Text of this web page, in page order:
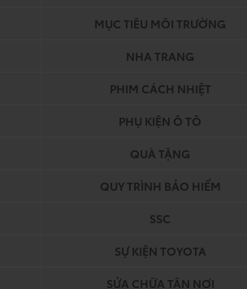
MỤC TIÊU MÔI TRƯỜNG
NHA TRANG
PHIM CÁCH NHIỆT
PHỤ KIỆN Ô TÔ
QUÀ TẶNG
QUY TRÌNH BẢO HIỂM
SSC
SỰ KIỆN TOYOTA
SỬA CHỮA TẬN NƠI